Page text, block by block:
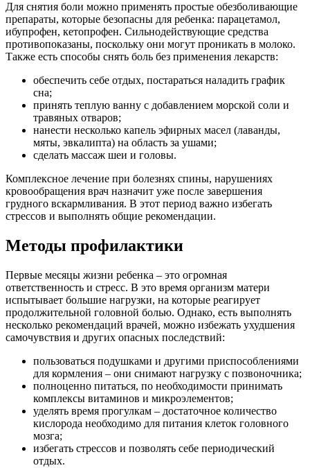
Для снятия боли можно применять простые обезболивающие
препараты, которые безопасны для ребенка: парацетамол,
ибупрофен, кетопрофен. Сильнодействующие средства
противопоказаны, поскольку они могут проникать в молоко.
Также есть способы снять боль без применения лекарств:
обеспечить себе отдых, постараться наладить график
сна;
принять теплую ванну с добавлением морской соли и
травяных отваров;
нанести несколько капель эфирных масел (лаванды,
мяты, эвкалипта) на область за ушами;
сделать массаж шеи и головы.
Комплексное лечение при болезнях спины, нарушениях
кровообращения врач назначит уже после завершения
грудного вскармливания. В этот период важно избегать
стрессов и выполнять общие рекомендации.
Методы профилактики
Первые месяцы жизни ребенка – это огромная
ответственность и стресс. В это время организм матери
испытывает большие нагрузки, на которые реагирует
продолжительной головной болью. Однако, есть выполнять
несколько рекомендаций врачей, можно избежать ухудшения
самочувствия и других опасных последствий:
пользоваться подушками и другими приспособлениями
для кормления – они снимают нагрузку с позвоночника;
полноценно питаться, по необходимости принимать
комплексы витаминов и микроэлементов;
уделять время прогулкам – достаточное количество
кислорода необходимо для питания клеток головного
мозга;
избегать стрессов и позволять себе периодический
отдых.